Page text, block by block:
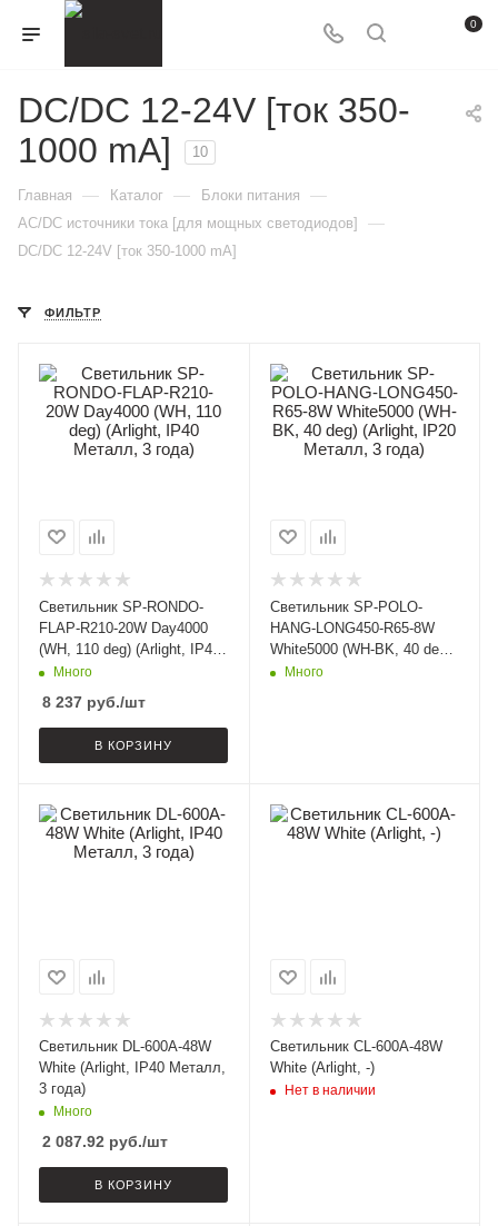
0
DC/DC 12-24V [ток 350-
1000 mA]
10
Главная — Каталог — Блоки питания —
AC/DC источники тока [для мощных светодиодов] —
DC/DC 12-24V [ток 350-1000 mA]
ФИЛЬТР
Светильник SP-RONDO-
FLAP-R210-20W Day4000
(WH, 110 deg) (Arlight, IP40
Металл, 3 года)
Много
8 237 руб./шт
В КОРЗИНУ
Светильник SP-POLO-
HANG-LONG450-R65-8W
White5000 (WH-BK, 40 deg)
(Arlight, IP20 Металл, 3
Много
Светильник DL-600A-48W
White (Arlight, IP40 Металл,
3 года)
Много
2 087.92 руб./шт
В КОРЗИНУ
Светильник CL-600A-48W
White (Arlight, -)
Нет в наличии